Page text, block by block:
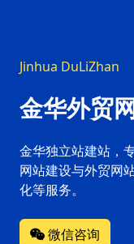
Jinhua DuLiZhan
金华外贸
金华独立站建站，
网站建设与外贸网
化等服务。
微信咨询